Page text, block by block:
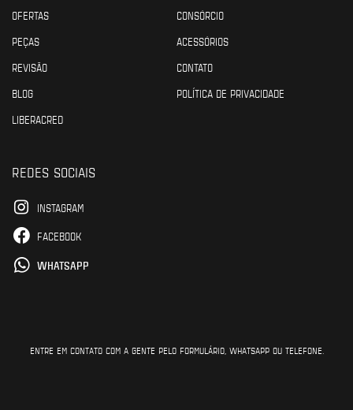
OFERTAS
CONSÓRCIO
PEÇAS
ACESSÓRIOS
REVISÃO
CONTATO
BLOG
POLÍTICA DE PRIVACIDADE
LIBERACRED
REDES SOCIAIS
INSTAGRAM
FACEBOOK
WHATSAPP
ENTRE EM CONTATO COM A GENTE PELO FORMULÁRIO, WHATSAPP OU TELEFONE.